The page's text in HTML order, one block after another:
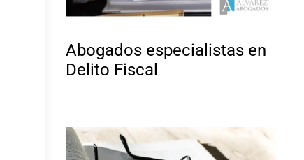
Abogados especialistas en
Delito Fiscal